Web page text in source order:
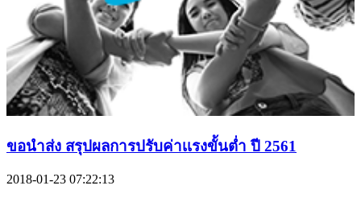
ขอนำส่ง สรุปผลการปรับค่าเเรงขั้นต่ำ ปี 2561
2018-01-23 07:22:13